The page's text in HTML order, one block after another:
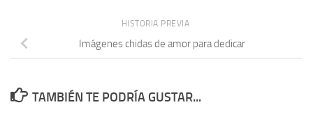
HISTORIA PREVIA
Imágenes chidas de amor para dedicar
TAMBIÉN TE PODRÍA GUSTAR...